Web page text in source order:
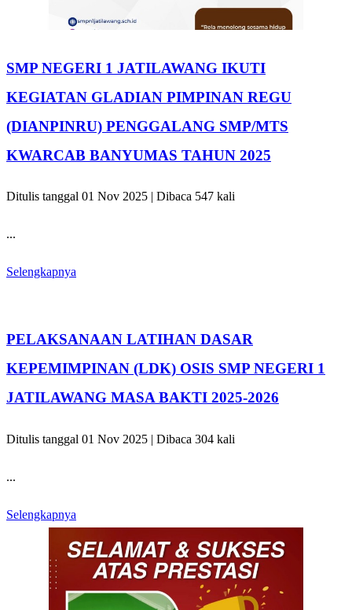
SMP NEGERI 1 JATILAWANG IKUTI
KEGIATAN GLADIAN PIMPINAN REGU
(DIANPINRU) PENGGALANG SMP/MTS
KWARCAB BANYUMAS TAHUN 2025
Ditulis tanggal 01 Nov 2025 | Dibaca 547 kali
...
Selengkapnya
PELAKSANAAN LATIHAN DASAR
KEPEMIMPINAN (LDK) OSIS SMP NEGERI 1
JATILAWANG MASA BAKTI 2025-2026
Ditulis tanggal 01 Nov 2025 | Dibaca 304 kali
...
Selengkapnya